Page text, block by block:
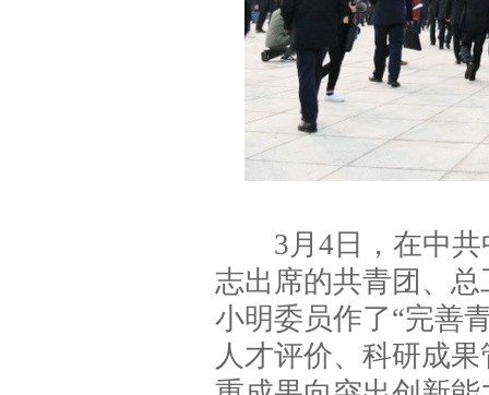
3月4日，在中共
志出席的共青团、
小明委员作了“完善
人才评价、科研成